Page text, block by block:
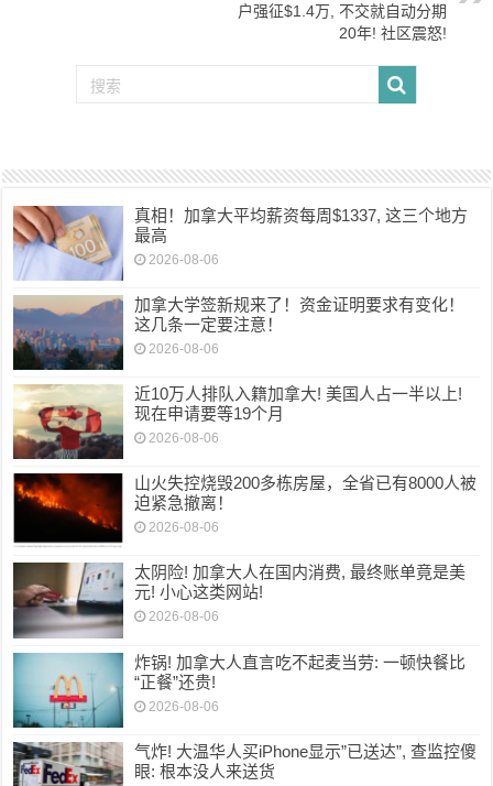
户强征$1.4万, 不交就自动分期
20年! 社区震怒!
真相！加拿大平均薪资每周$1337, 这三个地方
最高
2026-08-06
加拿大学签新规来了！资金证明要求有变化！
这几条一定要注意！
2026-08-06
近10万人排队入籍加拿大! 美国人占一半以上!
现在申请要等19个月
2026-08-06
山火失控烧毁200多栋房屋，全省已有8000人被
迫紧急撤离！
2026-08-06
太阴险! 加拿大人在国内消费, 最终账单竟是美
元! 小心这类网站!
2026-08-06
炸锅! 加拿大人直言吃不起麦当劳: 一顿快餐比
“正餐”还贵!
2026-08-06
气炸! 大温华人买iPhone显示”已送达”, 查监控傻
眼: 根本没人来送货